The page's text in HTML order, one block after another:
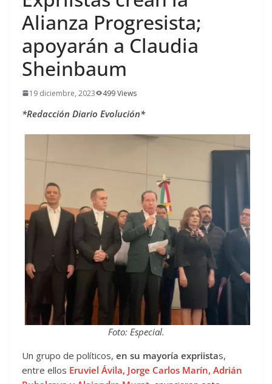
Alianza Progresista;
apoyarán a Claudia
Sheinbaum
19 diciembre, 2023 499 Views
*Redacción Diario Evolución*
Foto: Especial.
Un grupo de políticos, en su mayoría expriistas,
entre ellos Eruviel Ávila, Jorge Carlos Marín, Adrián